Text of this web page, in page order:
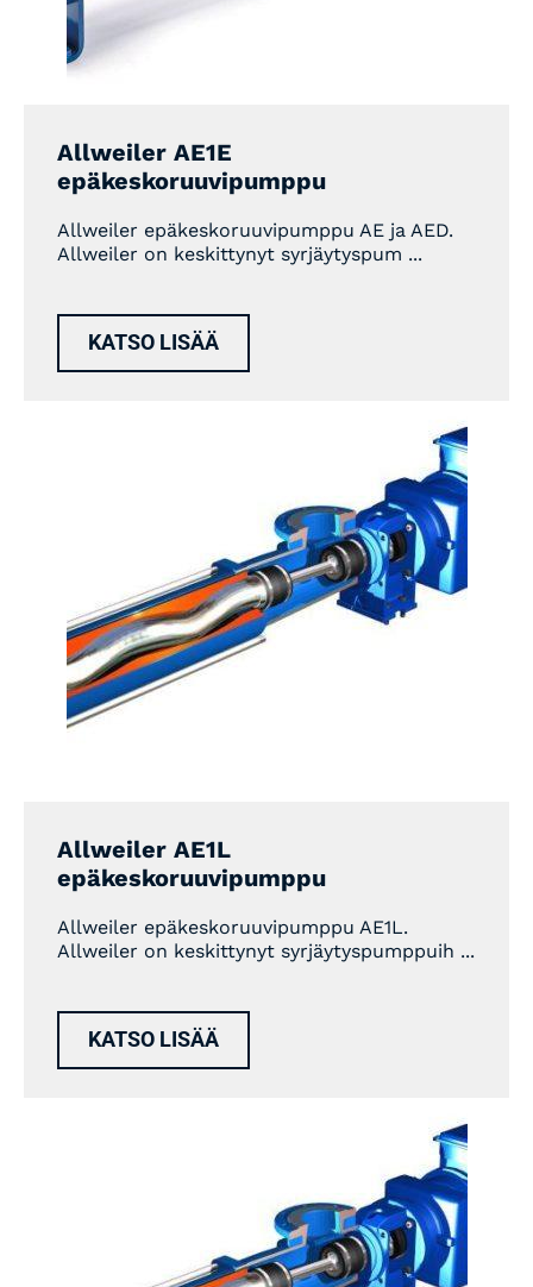
Allweiler AE1E
epäkeskoruuvipumppu
Allweiler epäkeskoruuvipumppu AE ja AED.
Allweiler on keskittynyt syrjäytyspum ...
KATSO LISÄÄ
Allweiler AE1L
epäkeskoruuvipumppu
Allweiler epäkeskoruuvipumppu AE1L.
Allweiler on keskittynyt syrjäytyspumppuih ...
KATSO LISÄÄ